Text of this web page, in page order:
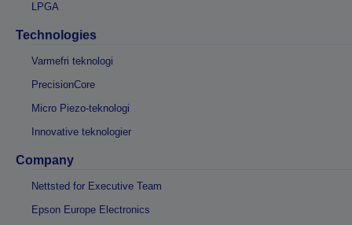
LPGA
Technologies
Varmefri teknologi
PrecisionCore
Micro Piezo-teknologi
Innovative teknologier
Company
Nettsted for Executive Team
Epson Europe Electronics